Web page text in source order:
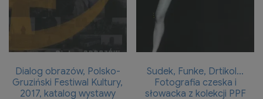
Dialog obrazów, Polsko-
Gruziński Festiwal Kultury,
2017, katalog wystawy
Sudek, Funke, Drtikol…
Fotografia czeska i
słowacka z kolekcji PPF